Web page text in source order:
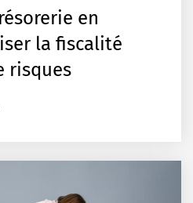
en
la fiscalité
risques